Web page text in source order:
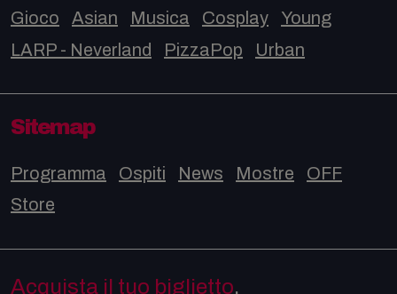
Gioco
Asian Musica Cosplay
Young
LARP - Neverland
PizzaPop Urban
Sitemap
Programma Ospiti News Mostre
OFF
Store
Acquista il tuo biglietto,